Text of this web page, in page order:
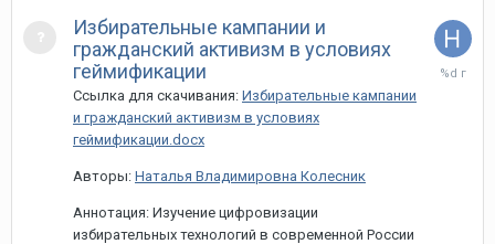
Избирательные кампании и
гражданский активизм в условиях
геймификации
Ссылка для скачивания: Избирательные кампании
и гражданский активизм в условиях
геймификации.docx
Авторы: Наталья Владимировна Колесник
Аннотация: Изучение цифровизации
избирательных технологий в современной России
27